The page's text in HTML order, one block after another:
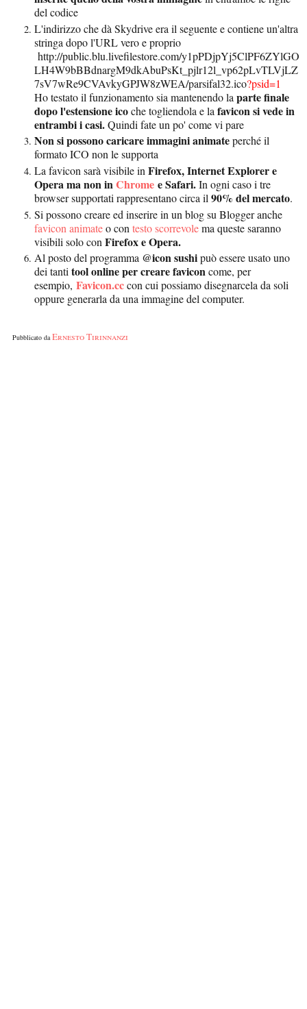
del codice
L'indirizzo che dà Skydrive era il seguente e contiene un'altra
stringa dopo l'URL vero e proprio
http://public.blu.livefilestore.com/y1pPDjpYj5ClPF6ZYlGO
LH4W9bBBdnargM9dkAbuPsKt_pjlr12l_vp62pLvTLVjLZ
7sV7wRe9CVAvkyGPJW8zWEA/parsifal32.ico?psid=1
Ho testato il funzionamento sia mantenendo la parte finale
dopo l'estensione icoche togliendola e la favicon si vede in
entrambi i casi.Quindi fate un po' come vi pare
Non si possono caricare immagini animateperché il
formato ICO non le supporta
La favicon sarà visibile in Firefox, Internet Explorer e
Opera ma non inChrome e Safari.In ogni caso i tre
browser supportati rappresentano circa il 90% del mercato.
Si possono creare ed inserire in un blog su Blogger anche
favicon animateo con testo scorrevolema queste saranno
visibili solo con Firefox e Opera.
Al posto del programma @icon sushipuò essere usato uno
dei tantitool online per creare faviconcome, per
esempio, Favicon.cccon cui possiamo disegnarcela da soli
oppure generarla da una immagine del computer.
Pubblicato daErnesto Tirinnanzi